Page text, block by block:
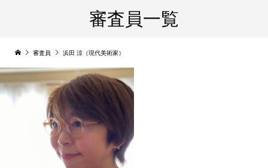
審査員一覧
審査員 浜田 涼（現代美術家）